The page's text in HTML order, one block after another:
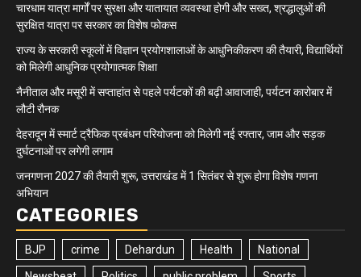
चारधाम यात्रा मार्गों पर सुरक्षा और यातायात व्यवस्था होगी और सख्त, श्रद्धालुओं की
सुरक्षित यात्रा पर सरकार का विशेष फोकस
राज्य के सरकारी स्कूलों में विज्ञान प्रयोगशालाओं के आधुनिकीकरण की तैयारी, विद्यार्थियों
को मिलेगी आधुनिक प्रयोगात्मक शिक्षा
नैनीताल और मसूरी में सप्ताहांत से पहले पर्यटकों की बढ़ी आवाजाही, पर्यटन कारोबार में
लौटी रौनक
देहरादून में स्मार्ट ट्रैफिक प्रबंधन परियोजना को मिलेगी नई रफ्तार, जाम और सड़क
दुर्घटनाओं पर लगेगी लगाम
जनगणना 2027 की तैयारी शुरू, उत्तराखंड में 1 सितंबर से शुरू होगा विशेष गणना
अभियान
CATEGORIES
BJP crime Dehardun Health National